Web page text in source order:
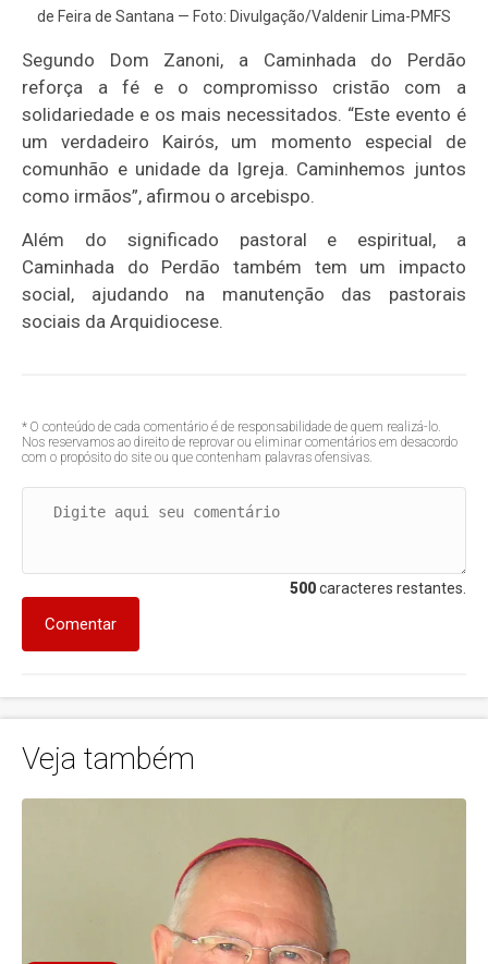
de Feira de Santana — Foto: Divulgação/Valdenir Lima-PMFS
Segundo Dom Zanoni, a Caminhada do Perdão
reforça a fé e o compromisso cristão com a
solidariedade e os mais necessitados. “Este evento é
um verdadeiro Kairós, um momento especial de
comunhão e unidade da Igreja. Caminhemos juntos
como irmãos”, afirmou o arcebispo.
Além do significado pastoral e espiritual, a
Caminhada do Perdão também tem um impacto
social, ajudando na manutenção das pastorais
sociais da Arquidiocese.
* O conteúdo de cada comentário é de responsabilidade de quem realizá-lo.
Nos reservamos ao direito de reprovar ou eliminar comentários em desacordo
com o propósito do site ou que contenham palavras ofensivas.
500caracteres restantes.
Comentar
Veja também